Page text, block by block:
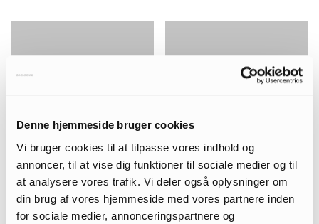
Denne hjemmeside bruger cookies
Vi bruger cookies til at tilpasse vores indhold og
annoncer, til at vise dig funktioner til sociale medier og til
at analysere vores trafik. Vi deler også oplysninger om
din brug af vores hjemmeside med vores partnere inden
for sociale medier, annonceringspartnere og